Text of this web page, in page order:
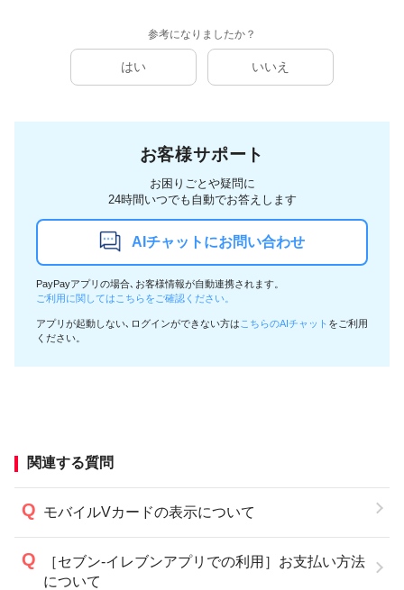
参考になりましたか？
はい いいえ
お客様サポート
お困りごとや疑問に
24時間いつでも自動でお答えします
AIチャットにお問い合わせ
PayPayアプリの場合､お客様情報が自動連携されます。
ご利用に関してはこちらをご確認ください。
アプリが起動しない､ログインができない方は こちらのAIチャット をご利用
ください。
関連する質問
モバイルVカードの表示について
［セブン-イレブンアプリでの利用］お支払い方法
について